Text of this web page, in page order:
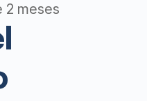
2 meses